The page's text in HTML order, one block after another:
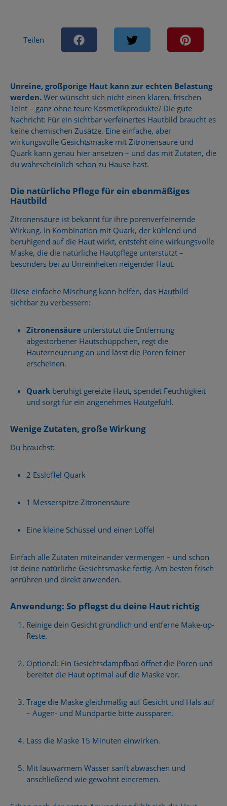
Teilen
Unreine, großporige Haut kann zur echten Belastung
werden. Wer wünscht sich nicht einen klaren, frischen
Teint – ganz ohne teure Kosmetikprodukte? Die gute
Nachricht: Für ein sichtbar verfeinertes Hautbild braucht es
keine chemischen Zusätze. Eine einfache, aber
wirkungsvolle Gesichtsmaske mit Zitronensäure und
Quark kann genau hier ansetzen – und das mit Zutaten, die
du wahrscheinlich schon zu Hause hast.
Die natürliche Pflege für ein ebenmäßiges
Hautbild
Zitronensäure ist bekannt für ihre porenverfeinernde
Wirkung. In Kombination mit Quark, der kühlend und
beruhigend auf die Haut wirkt, entsteht eine wirkungsvolle
Maske, die die natürliche Hautpflege unterstützt –
besonders bei zu Unreinheiten neigender Haut.
Diese einfache Mischung kann helfen, das Hautbild
sichtbar zu verbessern:
Zitronensäure unterstützt die Entfernung
abgestorbener Hautschüppchen, regt die
Hauterneuerung an und lässt die Poren feiner
erscheinen.
Quark beruhigt gereizte Haut, spendet Feuchtigkeit
und sorgt für ein angenehmes Hautgefühl.
Wenige Zutaten, große Wirkung
Du brauchst:
2 Esslöffel Quark
1 Messerspitze Zitronensäure
Eine kleine Schüssel und einen Löffel
Einfach alle Zutaten miteinander vermengen – und schon
ist deine natürliche Gesichtsmaske fertig. Am besten frisch
anrühren und direkt anwenden.
Anwendung: So pflegst du deine Haut richtig
Reinige dein Gesicht gründlich und entferne Make-up-
Reste.
Optional: Ein Gesichtsdampfbad öffnet die Poren und
bereitet die Haut optimal auf die Maske vor.
Trage die Maske gleichmäßig auf Gesicht und Hals auf
– Augen- und Mundpartie bitte aussparen.
Lass die Maske 15 Minuten einwirken.
Mit lauwarmem Wasser sanft abwaschen und
anschließend wie gewohnt eincremen.